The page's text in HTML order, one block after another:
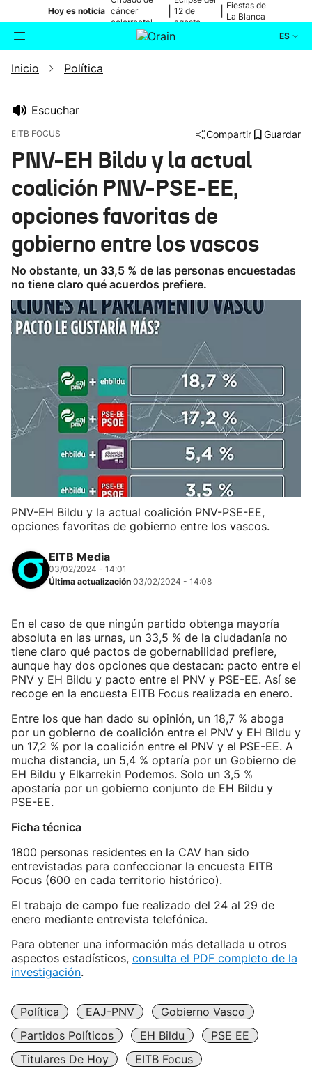
Hoy es noticia cáncer
colorrectal
12 de
agosto
Fiestas de
La Blanca
ES
Buscador
Ikusmiran
Eguraldia
Inicio Política
Escuchar
EITB FOCUS Compartir Guardar
PNV-EH Bildu y la actual
coalición PNV-PSE-EE,
opciones favoritas de
gobierno entre los vascos
No obstante, un 33,5 % de las personas encuestadas
no tiene claro qué acuerdos prefiere.
PNV-EH Bildu y la actual coalición PNV-PSE-EE,
opciones favoritas de gobierno entre los vascos.
EITB Media
03/02/2024 - 14:01
Última actualización 03/02/2024 - 14:08
En el caso de que ningún partido obtenga mayoría
absoluta en las urnas, un 33,5 % de la ciudadanía no
tiene claro qué pactos de gobernabilidad prefiere,
aunque hay dos opciones que destacan: pacto entre el
PNV y EH Bildu y pacto entre el PNV y PSE-EE. Así se
recoge en la encuesta EITB Focus realizada en enero.
Entre los que han dado su opinión, un 18,7 % aboga
por un gobierno de coalición entre el PNV y EH Bildu y
un 17,2 % por la coalición entre el PNV y el PSE-EE. A
mucha distancia, un 5,4 % optaría por un Gobierno de
EH Bildu y Elkarrekin Podemos. Solo un 3,5 %
apostaría por un gobierno conjunto de EH Bildu y
PSE-EE.
Ficha técnica
1800 personas residentes en la CAV han sido
entrevistadas para confeccionar la encuesta EITB
Focus (600 en cada territorio histórico).
El trabajo de campo fue realizado del 24 al 29 de
enero mediante entrevista telefónica.
Para obtener una información más detallada u otros
aspectos estadísticos, consulta el PDF completo de la
investigación.
Política EAJ-PNV
Gobierno Vasco
Partidos Políticos
EH Bildu
PSE EE
Titulares De Hoy
EITB Focus